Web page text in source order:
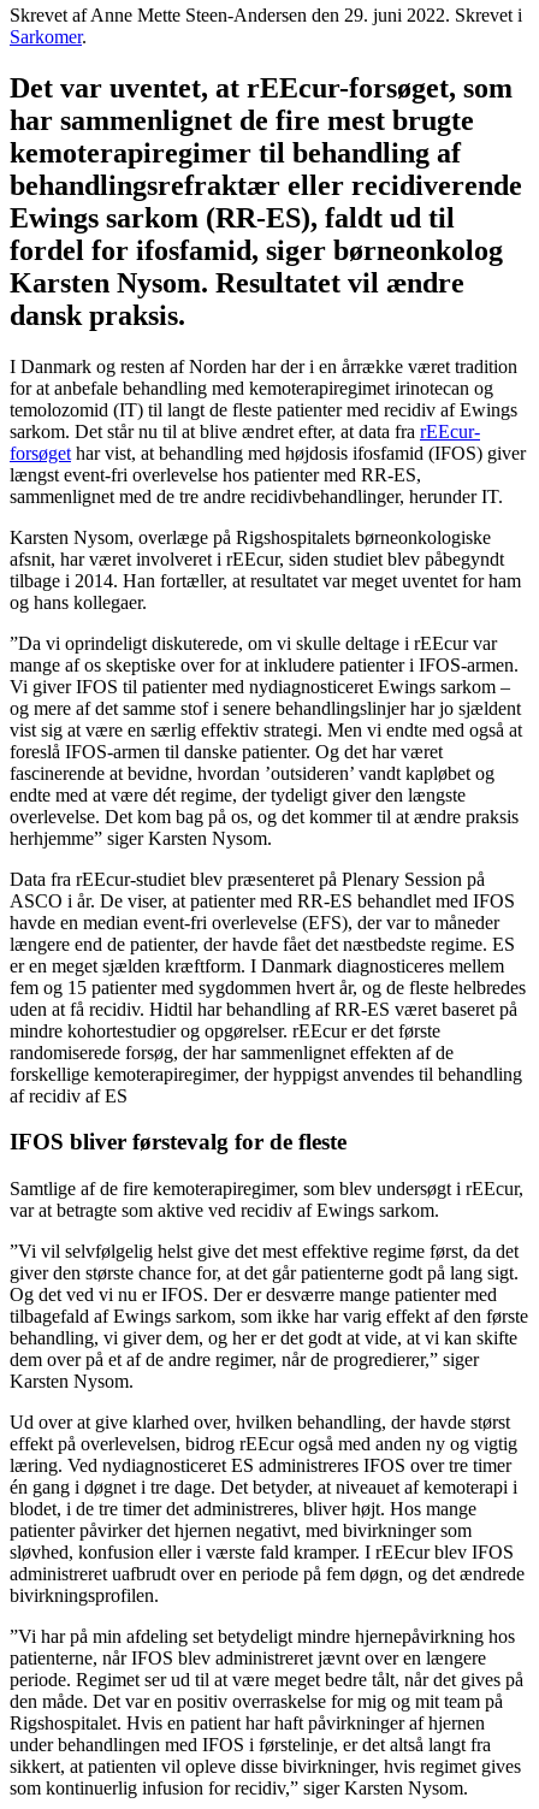
Skrevet af Anne Mette Steen-Andersen den 29. juni 2022. Skrevet i
Sarkomer.
Det var uventet, at rEEcur-forsøget, som
har sammenlignet de fire mest brugte
kemoterapiregimer til behandling af
behandlingsrefraktær eller recidiverende
Ewings sarkom (RR-ES), faldt ud til
fordel for ifosfamid, siger børneonkolog
Karsten Nysom. Resultatet vil ændre
dansk praksis.
I Danmark og resten af Norden har der i en årrække været tradition
for at anbefale behandling med kemoterapiregimet irinotecan og
temolozomid (IT) til langt de fleste patienter med recidiv af Ewings
sarkom. Det står nu til at blive ændret efter, at data fra rEEcur-
forsøget har vist, at behandling med højdosis ifosfamid (IFOS) giver
længst event-fri overlevelse hos patienter med RR-ES,
sammenlignet med de tre andre recidivbehandlinger, herunder IT.
Karsten Nysom, overlæge på Rigshospitalets børneonkologiske
afsnit, har været involveret i rEEcur, siden studiet blev påbegyndt
tilbage i 2014. Han fortæller, at resultatet var meget uventet for ham
og hans kollegaer.
”Da vi oprindeligt diskuterede, om vi skulle deltage i rEEcur var
mange af os skeptiske over for at inkludere patienter i IFOS-armen.
Vi giver IFOS til patienter med nydiagnosticeret Ewings sarkom –
og mere af det samme stof i senere behandlingslinjer har jo sjældent
vist sig at være en særlig effektiv strategi. Men vi endte med også at
foreslå IFOS-armen til danske patienter. Og det har været
fascinerende at bevidne, hvordan ’outsideren’ vandt kapløbet og
endte med at være dét regime, der tydeligt giver den længste
overlevelse. Det kom bag på os, og det kommer til at ændre praksis
herhjemme” siger Karsten Nysom.
Data fra rEEcur-studiet blev præsenteret på Plenary Session på
ASCO i år. De viser, at patienter med RR-ES behandlet med IFOS
havde en median event-fri overlevelse (EFS), der var to måneder
længere end de patienter, der havde fået det næstbedste regime. ES
er en meget sjælden kræftform. I Danmark diagnosticeres mellem
fem og 15 patienter med sygdommen hvert år, og de fleste helbredes
uden at få recidiv. Hidtil har behandling af RR-ES været baseret på
mindre kohortestudier og opgørelser. rEEcur er det første
randomiserede forsøg, der har sammenlignet effekten af de
forskellige kemoterapiregimer, der hyppigst anvendes til behandling
af recidiv af ES
IFOS bliver førstevalg for de fleste
Samtlige af de fire kemoterapiregimer, som blev undersøgt i rEEcur,
var at betragte som aktive ved recidiv af Ewings sarkom.
”Vi vil selvfølgelig helst give det mest effektive regime først, da det
giver den største chance for, at det går patienterne godt på lang sigt.
Og det ved vi nu er IFOS. Der er desværre mange patienter med
tilbagefald af Ewings sarkom, som ikke har varig effekt af den første
behandling, vi giver dem, og her er det godt at vide, at vi kan skifte
dem over på et af de andre regimer, når de progredierer,” siger
Karsten Nysom.
Ud over at give klarhed over, hvilken behandling, der havde størst
effekt på overlevelsen, bidrog rEEcur også med anden ny og vigtig
læring. Ved nydiagnosticeret ES administreres IFOS over tre timer
én gang i døgnet i tre dage. Det betyder, at niveauet af kemoterapi i
blodet, i de tre timer det administreres, bliver højt. Hos mange
patienter påvirker det hjernen negativt, med bivirkninger som
sløvhed, konfusion eller i værste fald kramper. I rEEcur blev IFOS
administreret uafbrudt over en periode på fem døgn, og det ændrede
bivirkningsprofilen.
”Vi har på min afdeling set betydeligt mindre hjernepåvirkning hos
patienterne, når IFOS blev administreret jævnt over en længere
periode. Regimet ser ud til at være meget bedre tålt, når det gives på
den måde. Det var en positiv overraskelse for mig og mit team på
Rigshospitalet. Hvis en patient har haft påvirkninger af hjernen
under behandlingen med IFOS i førstelinje, er det altså langt fra
sikkert, at patienten vil opleve disse bivirkninger, hvis regimet gives
som kontinuerlig infusion for recidiv,” siger Karsten Nysom.